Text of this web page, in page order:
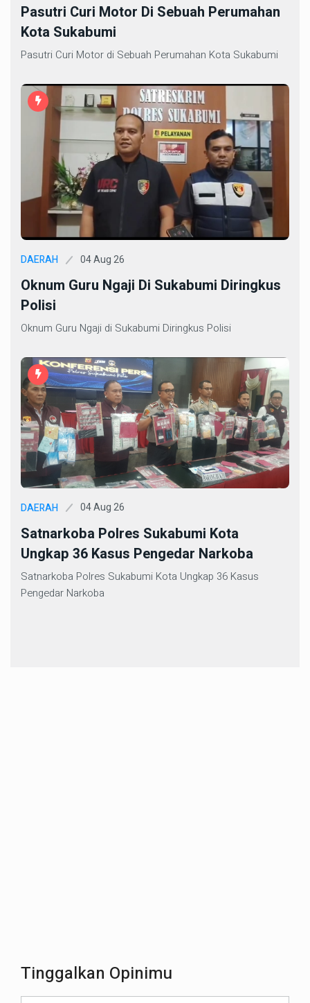
Pasutri Curi Motor Di Sebuah Perumahan
Kota Sukabumi
Pasutri Curi Motor di Sebuah Perumahan Kota Sukabumi
DAERAH 04 Aug 26
Oknum Guru Ngaji Di Sukabumi Diringkus
Polisi
Oknum Guru Ngaji di Sukabumi Diringkus Polisi
DAERAH 04 Aug 26
Satnarkoba Polres Sukabumi Kota
Ungkap 36 Kasus Pengedar Narkoba
Satnarkoba Polres Sukabumi Kota Ungkap 36 Kasus
Pengedar Narkoba
Tinggalkan Opinimu